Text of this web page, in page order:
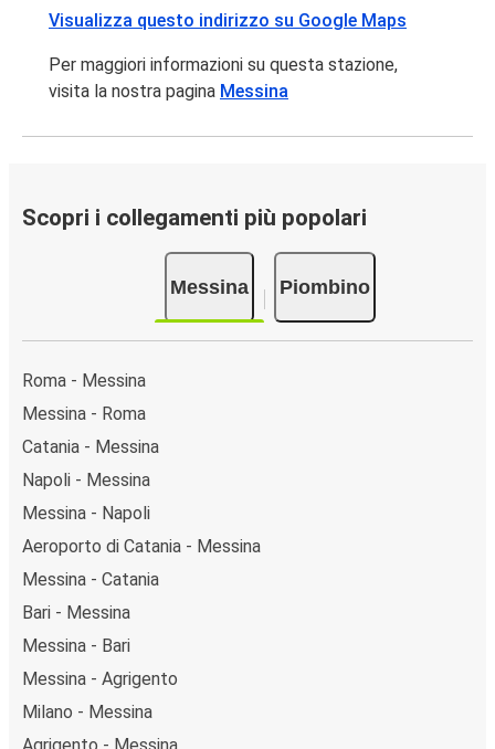
Visualizza questo indirizzo su Google Maps
Per maggiori informazioni su questa stazione,
visita la nostra pagina Messina
Scopri i collegamenti più popolari
Messina Piombino
Roma - Messina
Messina - Roma
Catania - Messina
Napoli - Messina
Messina - Napoli
Aeroporto di Catania - Messina
Messina - Catania
Bari - Messina
Messina - Bari
Messina - Agrigento
Milano - Messina